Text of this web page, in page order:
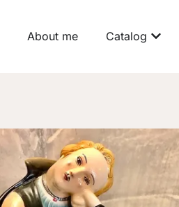
About me Catalog